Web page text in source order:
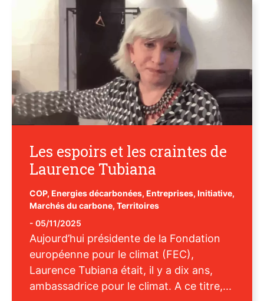
Les espoirs et les craintes de
Laurence Tubiana
COP, Energies décarbonées, Entreprises, Initiative,
Marchés du carbone, Territoires
- 05/11/2025
Aujourd’hui présidente de la Fondation
européenne pour le climat (FEC),
Laurence Tubiana était, il y a dix ans,
ambassadrice pour le climat. A ce titre,...